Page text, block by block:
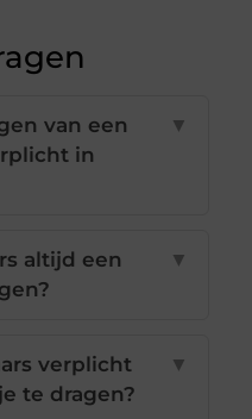
van een
in
▼
altijd een
▼
verplicht
te dragen?
▼